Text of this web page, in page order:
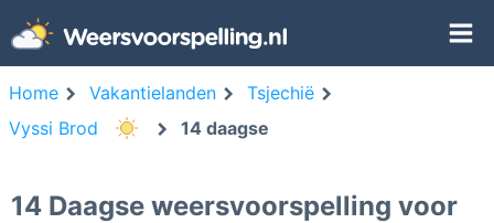
Home Vakantielanden
Tsjechië
Vyssi Brod
14 daagse
14 Daagse weersvoorspelling voor